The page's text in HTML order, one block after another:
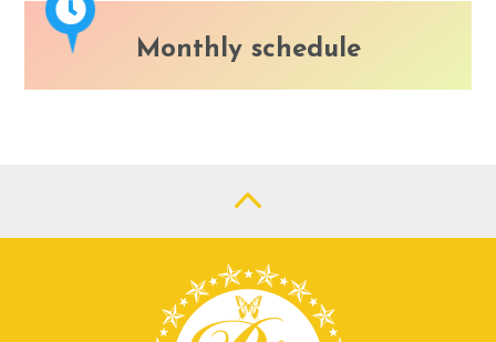
Monthly schedule